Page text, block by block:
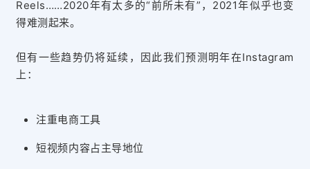
Reels……2020年有太多的“前所未有”，2021年似乎也变
得难测起来。
但有一些趋势仍将延续，因此我们预测明年在Instagram
上：
注重电商工具
短视频内容占主导地位